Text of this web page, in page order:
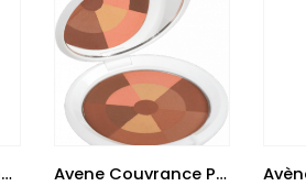
A-Derma Dermalibour Creme Reparador 50 ml Avene Couvrance Po Mosaico Bronzeado 9 G